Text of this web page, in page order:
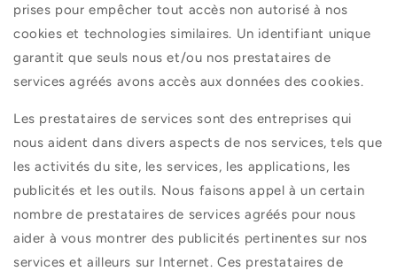
prises pour empêcher tout accès non autorisé à nos
cookies et technologies similaires. Un identifiant unique
garantit que seuls nous et/ou nos prestataires de
services agréés avons accès aux données des cookies.
Les prestataires de services sont des entreprises qui
nous aident dans divers aspects de nos services, tels que
les activités du site, les services, les applications, les
publicités et les outils. Nous faisons appel à un certain
nombre de prestataires de services agréés pour nous
aider à vous montrer des publicités pertinentes sur nos
services et ailleurs sur Internet. Ces prestataires de